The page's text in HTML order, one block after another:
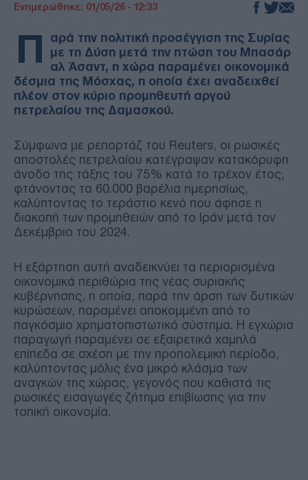
Ενημερώθηκε: 01/05/26 - 12:33
Π
αρά την πολιτική προσέγγιση της Συρίας
με τη Δύση μετά την πτώση του Μπασάρ
αλ Άσαντ, η χώρα παραμένει οικονομικά
δέσμια της Μόσχας, η οποία έχει αναδειχθεί
πλέον στον κύριο προμηθευτή αργού
πετρελαίου της Δαμασκού.
Σύμφωνα με ρεπορτάζ του Reuters, οι ρωσικές
αποστολές πετρελαίου κατέγραψαν κατακόρυφη
άνοδο της τάξης του 75% κατά το τρέχον έτος,
φτάνοντας τα 60.000 βαρέλια ημερησίως,
καλύπτοντας το τεράστιο κενό που άφησε η
διακοπή των προμηθειών από το Ιράν μετά τον
Δεκέμβριο του 2024.
Η εξάρτηση αυτή αναδεικνύει τα περιορισμένα
οικονομικά περιθώρια της νέας συριακής
κυβέρνησης, η οποία, παρά την άρση των δυτικών
κυρώσεων, παραμένει αποκομμένη από το
παγκόσμιο χρηματοπιστωτικό σύστημα. Η εγχώρια
παραγωγή παραμένει σε εξαιρετικά χαμηλά
επίπεδα σε σχέση με την προπολεμική περίοδο,
καλύπτοντας μόλις ένα μικρό κλάσμα των
αναγκών της χώρας, γεγονός που καθιστά τις
ρωσικές εισαγωγές ζήτημα επιβίωσης για την
τοπική οικονομία.